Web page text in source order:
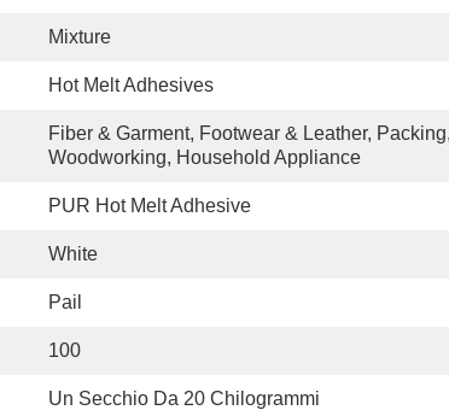
Mixture
Hot Melt Adhesives
Fiber & Garment, Footwear & Leather, Packing,
Woodworking, Household Appliance
PUR Hot Melt Adhesive
White
Pail
100
Un Secchio Da 20 Chilogrammi